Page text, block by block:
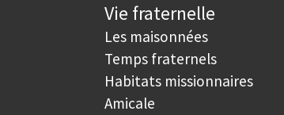
Vie fraternelle
Les maisonnées
Temps fraternels
Habitats missionnaires
Amicale